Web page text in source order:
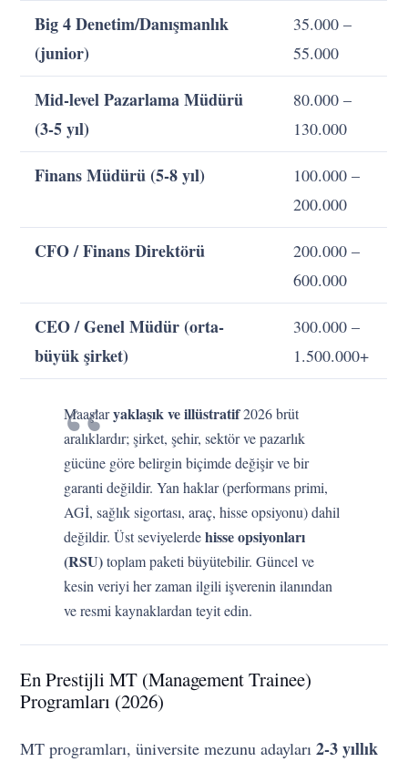
Big 4 Denetim/Danışmanlık
(junior)
35.000 –
55.000
Mid-level Pazarlama Müdürü
(3-5 yıl)
80.000 –
130.000
Finans Müdürü (5-8 yıl)
100.000 –
200.000
CFO / Finans Direktörü
200.000 –
600.000
CEO / Genel Müdür (orta-
büyük şirket)
300.000 –
1.500.000+
Maaşlaryaklaşık ve illüstratif2026 brüt
aralıklardır; şirket, şehir, sektör ve pazarlık
gücüne göre belirgin biçimde değişir ve bir
garanti değildir. Yan haklar (performans primi,
AGİ, sağlık sigortası, araç, hisse opsiyonu) dahil
değildir. Üst seviyelerdehisse opsiyonları
(RSU)toplam paketi büyütebilir. Güncel ve
kesin veriyi her zaman ilgili işverenin ilanından
ve resmi kaynaklardan teyit edin.
En Prestijli MT (Management Trainee)
Programları (2026)
MT programları, üniversite mezunu adayları2-3 yıllık